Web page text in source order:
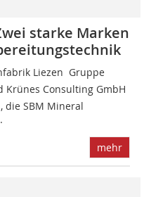
starke Marken
Liezen  Gruppe
Consulting GmbH 
die SBM Mineral
mehr